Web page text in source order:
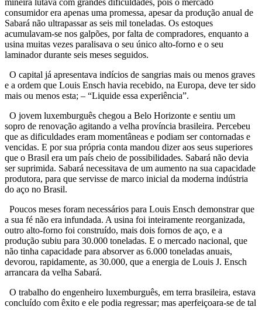
consumidor era apenas uma promessa, apesar da produção anual de
Sabará não ultrapassar as seis mil toneladas. Os estoques
acumulavam-se nos galpões, por falta de compradores, enquanto a
usina muitas vezes paralisava o seu único alto-forno e o seu
laminador durante seis meses seguidos.
O capital já apresentava indícios de sangrias mais ou menos graves
e a ordem que Louis Ensch havia recebido, na Europa, deve ter sido
mais ou menos esta; – “Liquide essa experiência”.
O jovem luxemburguês chegou a Belo Horizonte e sentiu um
sopro de renovação agitando a velha província brasileira. Percebeu
que as dificuldades eram momentâneas e podiam ser contornadas e
vencidas. E por sua própria conta mandou dizer aos seus superiores
que o Brasil era um país cheio de possibilidades. Sabará não devia
ser suprimida. Sabará necessitava de um aumento na sua capacidade
produtora, para que servisse de marco inicial da moderna indústria
do aço no Brasil.
Poucos meses foram necessários para Louis Ensch demonstrar que
a sua fé não era infundada. A usina foi inteiramente reorganizada,
outro alto-forno foi construído, mais dois fornos de aço, e a
produção subiu para 30.000 toneladas. E o mercado nacional, que
não tinha capacidade para absorver as 6.000 toneladas anuais,
devorou, rapidamente, as 30.000, que a energia de Louis J. Ensch
arrancara da velha Sabará.
O trabalho do engenheiro luxemburguês, em terra brasileira, estava
concluído com êxito e ele podia regressar; mas aperfeiçoara-se de tal